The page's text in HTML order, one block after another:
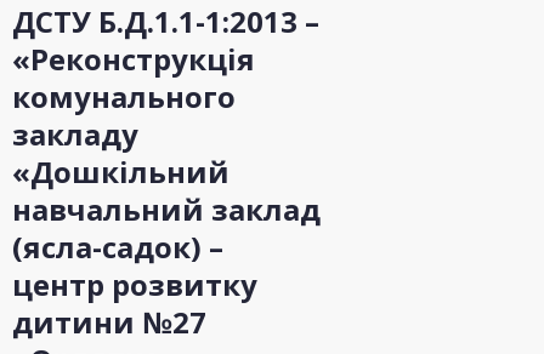
ДСТУ Б.Д.1.1-1:2013 –
«Реконструкція
комунального
закладу
«Дошкільний
навчальний заклад
(ясла-садок) –
центр розвитку
дитини №27